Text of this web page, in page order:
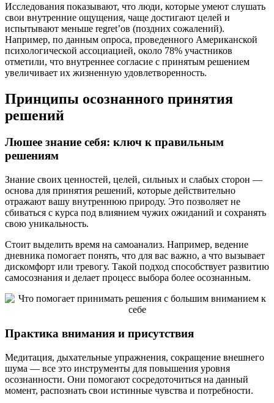
Исследования показывают, что люди, которые умеют слушать
свои внутренние ощущения, чаще достигают целей и
испытывают меньше regret’ов (поздних сожалений).
Например, по данным опроса, проведенного Американской
психологической ассоциацией, около 78% участников
отметили, что внутреннее согласие с принятым решением
увеличивает их жизненную удовлетворенность.
Принципы осознанного принятия
решений
Люшее знание себя: ключ к правильным
решениям
Знание своих ценностей, целей, сильных и слабых сторон —
основа для принятия решений, которые действительно
отражают вашу внутреннюю природу. Это позволяет не
сбиваться с курса под влиянием чужих ожиданий и сохранять
свою уникальность.
Стоит выделить время на самоанализ. Например, ведение
дневника помогает понять, что для вас важно, а что вызывает
дискомфорт или тревогу. Такой подход способствует развитию
самосознания и делает процесс выбора более осознанным.
Практика внимания и присутствия
Медитация, дыхательные упражнения, сокращение внешнего
шума — все это инструменты для повышения уровня
осознанности. Они помогают сосредоточиться на данный
момент, распознать свои истинные чувства и потребности.